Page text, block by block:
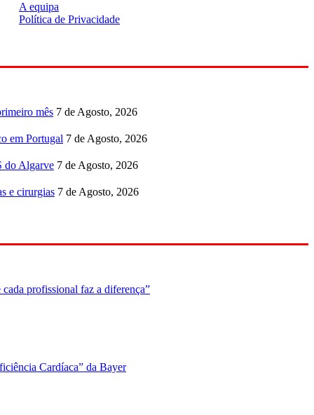
mês 7 de Agosto, 2026
em Portugal 7 de Agosto, 2026
do Algarve 7 de Agosto, 2026
e cirurgias 7 de Agosto, 2026
profissional faz a diferença”
Cardíaca” da Bayer
A equipa
Política de Privacidade